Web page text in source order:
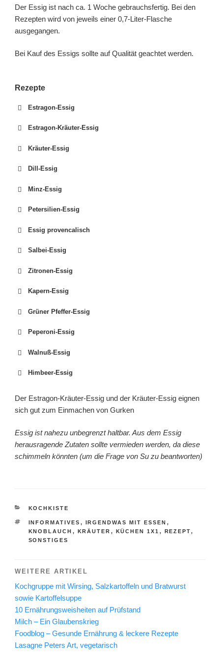
Der Essig ist nach ca. 1 Woche gebrauchsfertig. Bei den
Rezepten wird von jeweils einer 0,7-Liter-Flasche
ausgegangen.
Bei Kauf des Essigs sollte auf Qualität geachtet werden.
Rezepte
Estragon-Essig
Estragon-Kräuter-Essig
Kräuter-Essig
Dill-Essig
Minz-Essig
Petersilien-Essig
Essig provencalisch
Salbei-Essig
Zitronen-Essig
Kapern-Essig
Grüner Pfeffer-Essig
Peperoni-Essig
Walnuß-Essig
Himbeer-Essig
Der Estragon-Kräuter-Essig und der Kräuter-Essig eignen
sich gut zum Einmachen von Gurken
Essig ist nahezu unbegrenzt haltbar. Aus dem Essig
herausragende Zutaten sollte vermieden werden, da diese
schimmeln könnten (um die Frage von Su zu beantworten)
KATEGORIEN
KOCHKISTE
SCHLAGWÖRTER
INFORMATIVES , IRGENDWAS MIT ESSEN ,
KNOBLAUCH , KRÄUTER , KÜCHEN 1X1 , REZEPT,
SONSTIGES
WEITERE ARTIKEL
Kochgruppe mit Wirsing, Salzkartoffeln und Bratwurst
sowie Kartoffelsuppe
10 Ernährungsweisheiten auf Prüfstand
Milch – Ein Glaubenskrieg
Foodblog – Gesunde Ernährung & leckere Rezepte
Lasagne Peters Art, vegetarisch